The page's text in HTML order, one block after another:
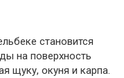
становится
на поверхность
щуку, окуня и карпа.